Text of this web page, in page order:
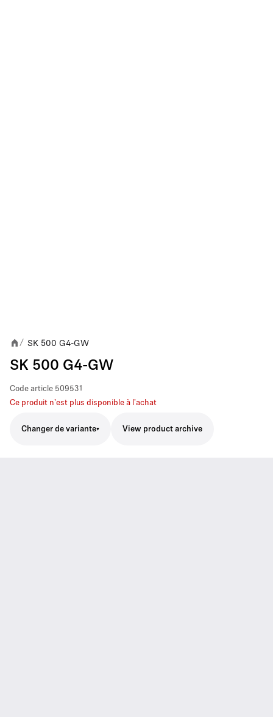
/ SK 500 G4-GW
SK 500 G4-GW
Code article 509531
Ce produit n'est plus disponible à l'achat
Changer de variante View product archive